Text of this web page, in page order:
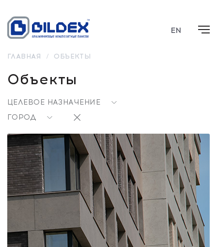
EN
ГЛАВНАЯ / ОБЪЕКТЫ
Объекты
ЦЕЛЕВОЕ НАЗНАЧЕНИЕ
ГОРОД